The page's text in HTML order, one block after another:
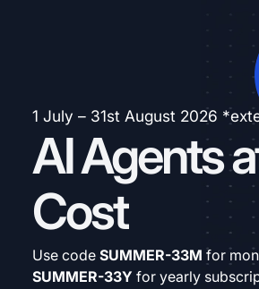
1 July – 31st August 2026
AI Agents
Cost
Use code SUMMER-33M for
SUMMER-33Y for yearly